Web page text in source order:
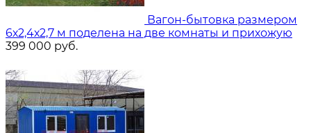
Вагон-бытовка размером
6х2,4х2,7 м поделена на две комнаты и прихожую
399 000 руб.